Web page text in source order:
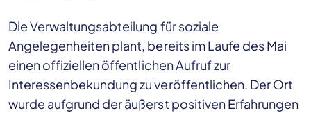
Die Verwaltungsabteilung für soziale
Angelegenheiten plant, bereits im Laufe des Mai
einen offiziellen öffentlichen Aufruf zur
Interessenbekundung zu veröffentlichen. Der Ort
wurde aufgrund der äußerst positiven Erfahrungen